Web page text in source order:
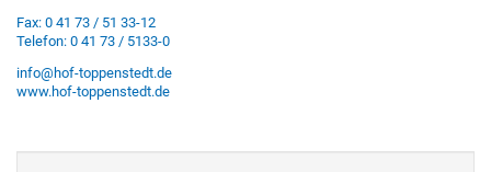
Fax: 0 41 73 / 51 33-12
Telefon: 0 41 73 / 5133-0
info@hof-toppenstedt.de
www.hof-toppenstedt.de